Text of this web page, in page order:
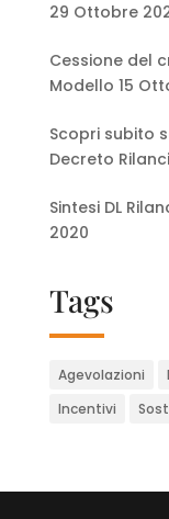
29 Ottobre
Cessione del
Modello 15
Scopri subito
Decreto
Sintesi DL
2020
Tags
Agevolazioni
Incentivi